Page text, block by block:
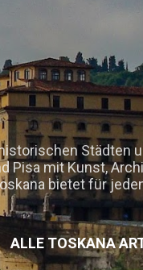
Städten
Pisa mit Kunst,
bietet für
ALLE TOSKANA